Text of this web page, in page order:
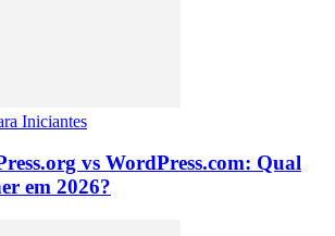
Iniciantes
vs WordPress.com: Qual
em 2026?